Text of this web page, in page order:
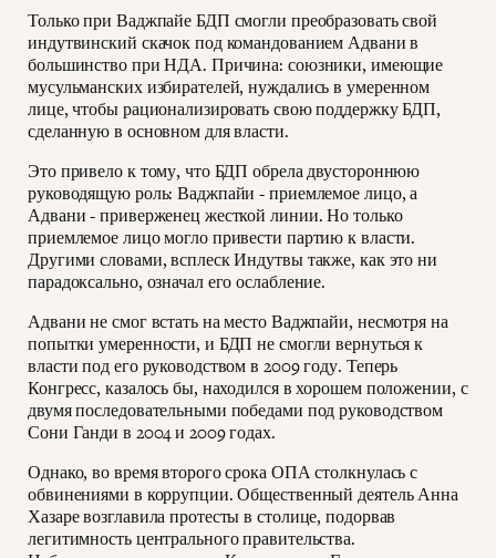
Только при Ваджпайе БДП смогли преобразовать свой
индутвинский скачок под командованием Адвани в
большинство при НДА. Причина: союзники, имеющие
мусульманских избирателей, нуждались в умеренном
лице, чтобы рационализировать свою поддержку БДП,
сделанную в основном для власти.
Это привело к тому, что БДП обрела двустороннюю
руководящую роль: Ваджпайи - приемлемое лицо, а
Адвани - приверженец жесткой линии. Но только
приемлемое лицо могло привести партию к власти.
Другими словами, всплеск Индутвы также, как это ни
парадоксально, означал его ослабление.
Адвани не смог встать на место Ваджпайи, несмотря на
попытки умеренности, и БДП не смогли вернуться к
власти под его руководством в 2009 году. Теперь
Конгресс, казалось бы, находился в хорошем положении, с
двумя последовательными победами под руководством
Сони Ганди в 2004 и 2009 годах.
Однако, во время второго срока ОПА столкнулась с
обвинениями в коррупции. Общественный деятель Анна
Хазаре возглавила протесты в столице, подорвав
легитимность центрального правительства.